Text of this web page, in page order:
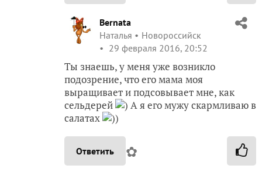
Bernata
Наталья
Новороссийск
29 февраля 2016, 20:52
Ты знаешь, у меня уже возникло
подозрение, что его мама моя
выращивает и подсовывает мне, как
сельдерей
) А я его мужу скармливаю в
салатах
))
Ответить ✿